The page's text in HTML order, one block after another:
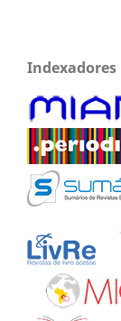
Indexadores